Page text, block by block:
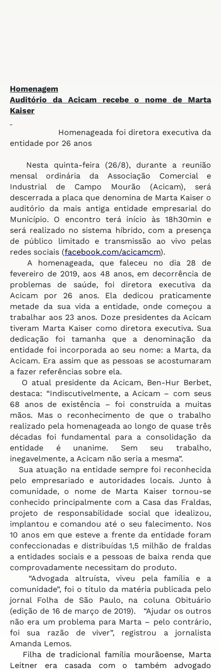
Homenagem
Auditório da Acicam recebeo nome de Marta
Kaiser
Homenageada foi diretora executiva da
entidade por 26 anos
Nesta quinta-feira (26/8), durante a reunião
mensal ordinária da Associação Comercial e
Industrial de Campo Mourão (Acicam), será
descerrada a placa que denomina de Marta Kaiser o
auditório da mais antiga entidade empresarial do
Município. O encontro terá início às 18h30min e
será realizado no sistema híbrido, com a presença
de público limitado e transmissão ao vivo pelas
redes sociais (facebook.com/acicamcm).
A homenageada, que faleceu no dia 28 de
fevereiro de 2019, aos 48 anos, em decorrência de
problemas de saúde, foi diretora executiva da
Acicam por 26 anos. Ela dedicou praticamente
metade da sua vida a entidade, onde começou a
trabalhar aos 23 anos. Doze presidentes da Acicam
tiveram Marta Kaiser como diretora executiva. Sua
dedicação foi tamanha que a denominação da
entidade foi incorporada ao seu nome: a Marta, da
Acicam. Era assim que as pessoas se acostumaram
a fazer referências sobre ela.
O atual presidente da Acicam, Ben-Hur Berbet,
destaca: “Indiscutivelmente, a Acicam – com seus
68 anos de existência – foi construída a muitas
mãos. Mas o reconhecimento de que o trabalho
realizado pela homenageada ao longo de quase três
décadas foi fundamental para a consolidação da
entidade é unanime. Sem seu trabalho,
inegavelmente, a Acicam não seria a mesma”.
Sua atuação na entidade sempre foi reconhecida
pelo empresariado e autoridades locais. Junto à
comunidade, o nome de Marta Kaiser tornou-se
conhecido principalmente com a Casa das Fraldas,
projeto de responsabilidade social que idealizou,
implantou e comandou até o seu falecimento. Nos
10 anos em que esteve a frente da entidade foram
confeccionadas e distribuídas 1,5 milhão de fraldas
a entidades sociais e a pessoas de baixa renda que
comprovadamente necessitam do produto.
“Advogada altruísta, viveu pela família e a
comunidade”, foi o título da matéria publicada pelo
jornal Folha de São Paulo, na coluna Obituário
(edição de 16 de março de 2019). “Ajudar os outros
não era um problema para Marta – pelo contrário,
foi sua razão de viver”, registrou a jornalista
Amanda Lemos.
Filha de tradicional família mourãoense, Marta
Leitner era casada com o também advogado